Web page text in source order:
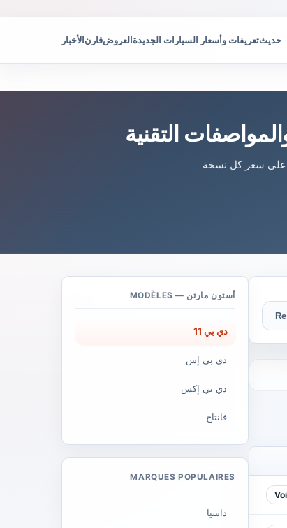
حديثتعريفات وأسعار السيارات الجديدةالعروضقارنالأخبار
على سعر كل نسخة
أستون مارتن — MODÈLES
دي بي 11
دي بي إس
دي بي إكس
فانتاج
MARQUES POPULAIRES
داسيا